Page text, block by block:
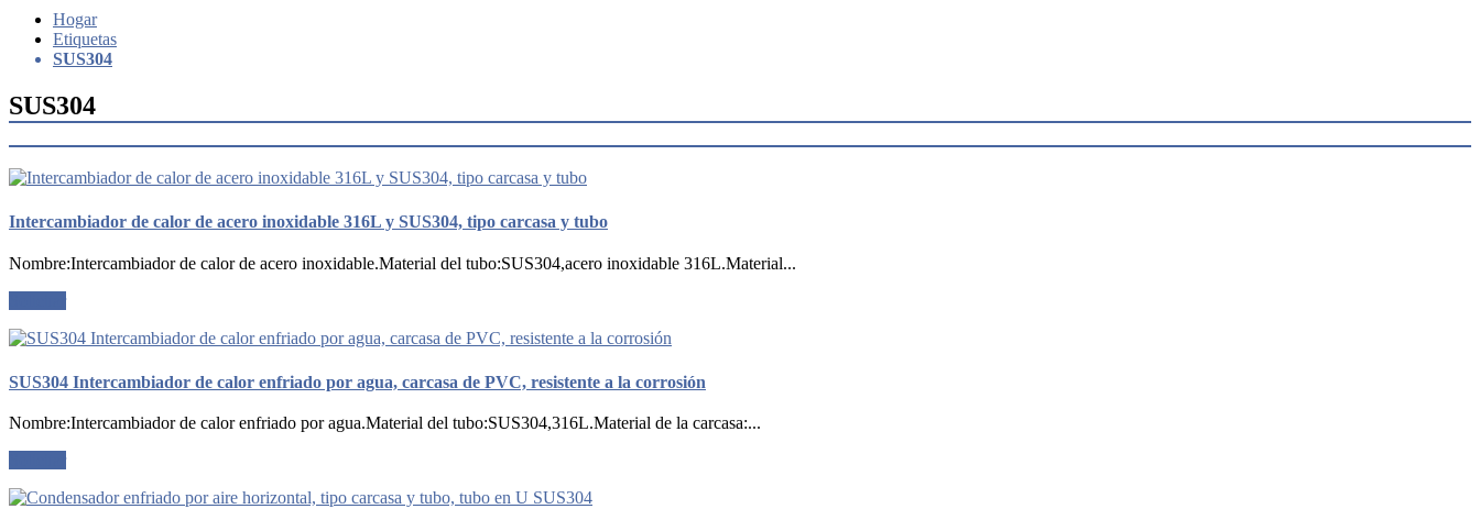
Hogar
Etiquetas
SUS304
SUS304
Intercambiador de calor de acero inoxidable 316L y SUS304, tipo carcasa y tubo
Nombre:Intercambiador de calor de acero inoxidable.Material del tubo:SUS304,acero inoxidable 316L.Material...
SUS304 Intercambiador de calor enfriado por agua, carcasa de PVC, resistente a la corrosión
Nombre:Intercambiador de calor enfriado por agua.Material del tubo:SUS304,316L.Material de la carcasa:...